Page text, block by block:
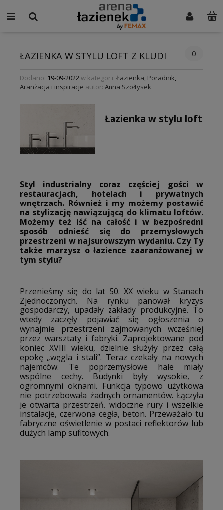
ŁAZIENKA W STYLU LOFT Z KLUDI 0
Dodano: 19-09-2022 w kategorii: Łazienka Poradnik
Aranżacja i inspiracje autor: Anna Szołtysek
Łazienka w stylu loft
Styl industrialny coraz częściej gości w
restauracjach, hotelach i prywatnych
wnętrzach. Również i my możemy postawić
na stylizację nawiązującą do klimatu loftów.
Możemy też iść na całość i w bezpośredni
sposób odnieść się do przemysłowych
przestrzeni w najsurowszym wydaniu. Czy Ty
także marzysz o łazience zaaranżowanej w
tym stylu?
Przenieśmy się do lat 50. XX wieku w Stanach
Zjednoczonych. Na rynku panował kryzys
gospodarczy, upadały zakłady produkcyjne. To
wtedy zaczęły pojawiać się ogłoszenia o
wynajmie przestrzeni zajmowanych wcześniej
przez warsztaty i fabryki. Zaprojektowane pod
koniec XVIII wieku, dzielnie służyły przez całą
epokę „węgla i stali”. Teraz czekały na nowych
najemców. Te poprzemysłowe hale miały
wspólne cechy. Budynki były wysokie, z
ogromnymi oknami. Funkcja typowo użytkowa
nie potrzebowała żadnych ornamentów. Łączyła
je otwarta przestrzeń, widoczne rury i wszelkie
instalacje, czerwona cegła, beton. Przeważało tu
fabryczne oświetlenie w postaci reflektorów lub
dużych lamp sufitowych.